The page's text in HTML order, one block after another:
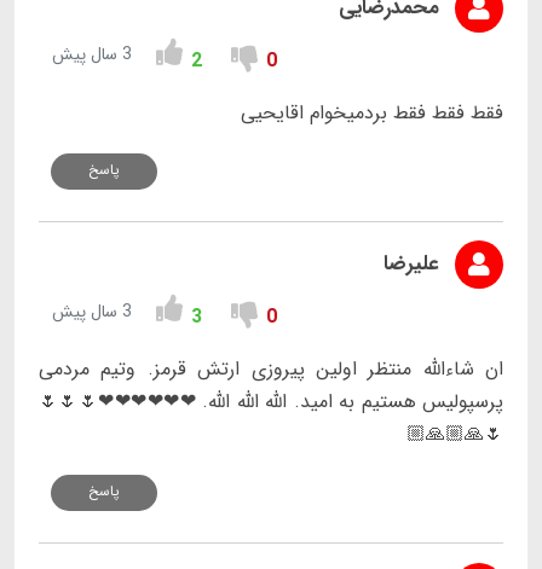
محمدرضایی
0
2 3 سال پیش
فقط فقط فقط بردمیخوام اقایحیی
پاسخ
علیرضا
0
3 3 سال پیش
ان شاءالله منتظر اولین پیروزی ارتش قرمز. وتیم مردمی
پرسپولیس هستیم به امید. الله الله الله. ❤❤❤❤❤❤🌷🌷🌷
🌷🙏🏼🙏🏼
پاسخ